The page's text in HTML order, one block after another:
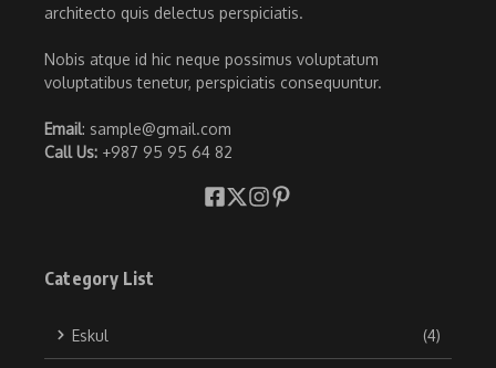
architecto quis delectus perspiciatis.
Nobis atque id hic neque possimus voluptatum
voluptatibus tenetur, perspiciatis consequuntur.
Email: sample@gmail.com
Call Us: +987 95 95 64 82
Category List
Eskul (4)